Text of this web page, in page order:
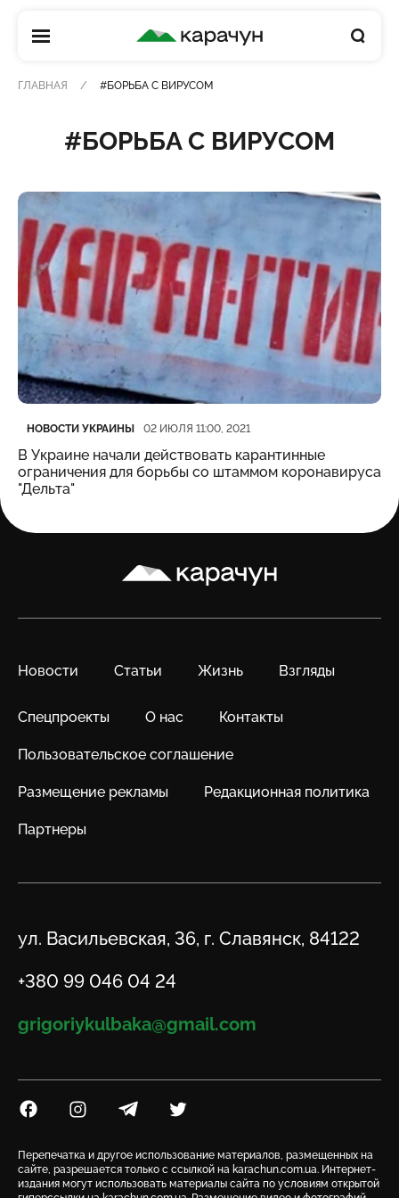
КАРАЧУН
ГЛАВНАЯ #БОРЬБА С ВИРУСОМ
#БОРЬБА С ВИРУСОМ
Категория
НОВОСТИ УКРАИНЫ
Дата публикации 02 ИЮЛЯ 11:00, 2021
В Украине начали действовать карантинные
ограничения для борьбы со штаммом коронавируса
"Дельта"
Карачун
Новости Статьи Жизнь Взгляды
Спецпроекты О нас Контакты
Пользовательское соглашение
Размещение рекламы Редакционная политика
Партнеры
Адрес
ул. Васильевская, 36, г. Славянск, 84122
Телефон
+380 99 046 04 24
Email
grigoriykulbaka@gmail.com
Посилання на Facebook
Посилання на Instagram
Посилання на Telegram
Посилання на Twitter
Перепечатка и другое использование материалов, размещенных на
сайте, разрешается только с ссылкой на karachun.com.ua. Интернет-
издания могут использовать материалы сайта по условиям открытой